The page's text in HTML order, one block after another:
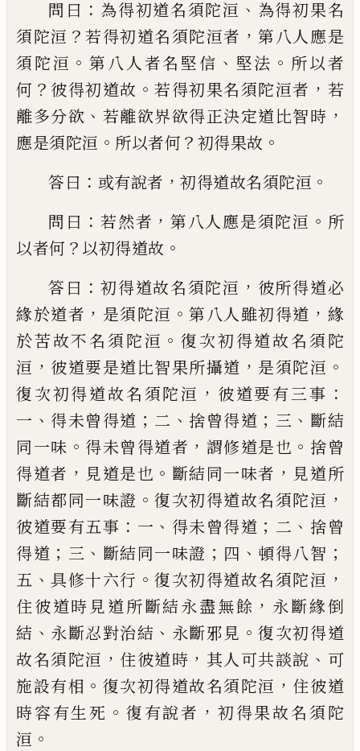
問曰 ： 為得初道名須陀洹 、 為得初果名
須陀洹 ？若得初道名須陀洹者 ，第八人應是
須陀洹 。第八人者名堅信 、 堅法 。 所以者
何 ？ 彼得初道故 。若得初果名須陀洹者 ， 若
離多分欲 、 若離欲界欲得正決定道比智時 ，
應是須陀洹 。 所以者何 ？ 初得果故 。
答曰 ： 或有說者 ， 初得道故名須陀洹 。
問曰 ：若然者 ，第八人應是須陀洹 。 所
以者何 ？ 以初得道故 。
答曰 ：初得道故名須陀洹 ， 彼所得道必
緣於道者 ， 是須陀洹 。第八人雖初得道 ， 緣
於苦故不名須陀洹 。復次初得道故名須陀
洹 ， 彼道要是道比智果所攝道 ， 是須陀洹 。
復次初得道故名 須陀洹 ， 彼道要有三事 ：
一 、 得未曾得道 ； 二 、 捨曾得道 ； 三 、 斷結
同一味 。 得未曾得道者 ， 謂修道是也 。 捨曾
得道者 ， 見道是也 。 斷結同一味者 ， 見道所
斷結都同一味證 。復次初得道故名須陀洹 ，
彼道要有五事 ： 一 、 得未曾得道 ； 二 、 捨曾
得道 ； 三 、 斷結同一味證 ； 四 、 頓得八智 ；
五 、具修十六行 。復次初得道故名須陀洹 ，
住彼道時見道所斷結永盡無餘 ， 永斷緣倒
結 、 永斷忍對治結 、 永斷邪見 。復次初得道
故名須陀洹 ， 住彼道時 ， 其人可共談說 、 可
施設有相 。 復次初得道故名須陀洹 ， 住彼道
時容有生死 。 復有說者 ， 初得果故名須陀
洹 。